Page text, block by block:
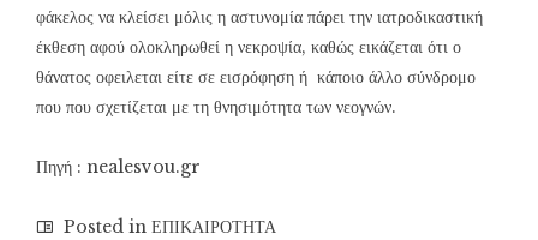
φάκελος να κλείσει μόλις η αστυνομία πάρει την ιατροδικαστική
έκθεση αφού ολοκληρωθεί η νεκροψία, καθώς εικάζεται ότι ο
θάνατος οφειλεται είτε σε εισρόφηση ή κάποιο άλλο σύνδρομο
που που σχετίζεται με τη θνησιμότητα των νεογνών.
Πηγή : nealesvou.gr
Posted in ΕΠΙΚΑΙΡΟΤΗΤΑ